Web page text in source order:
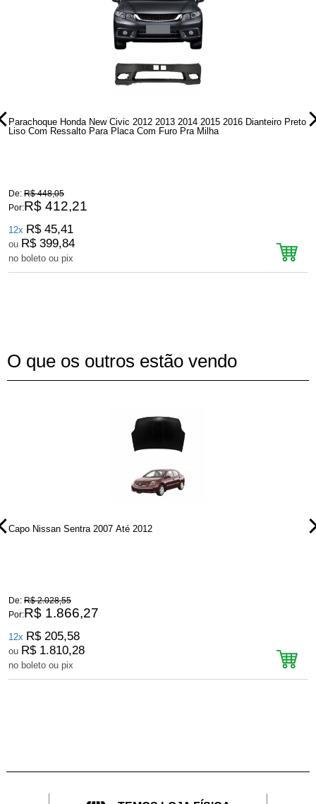
Parachoque Honda New Civic 2012 2013 2014 2015 2016 Dianteiro Preto
Liso Com Ressalto Para Placa Com Furo Pra Milha
De: R$ 448,05
Por:R$ 412,21
12x R$ 45,41
ou R$ 399,84
no boleto ou pix
O que os outros estão vendo
Capo Nissan Sentra 2007 Até 2012
De: R$ 2.028,55
Por:R$ 1.866,27
12x R$ 205,58
ou R$ 1.810,28
no boleto ou pix